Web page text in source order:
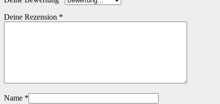
Deine Rezension *
Name *